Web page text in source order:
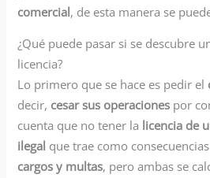
comercial, de esta manera se
¿Qué puede pasar si se descubre
licencia?
Lo primero que se hace es pedir el
decir, cesar sus operaciones por
cuenta que no tener la licencia de
ilegal que trae como
cargos y multas, pero ambas se